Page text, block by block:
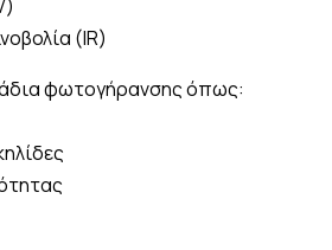
(IR)
φωτογήρανσης όπως: